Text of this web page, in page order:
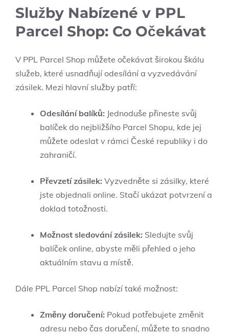
Služby Nabízené v PPL
Parcel Shop: Co Očekávat
V PPL Parcel Shop můžete očekávat širokou škálu
služeb, které usnadňují odesílání a vyzvedávání
zásilek. Mezi hlavní služby patří:
Odesílání balíků: Jednoduše přineste svůj
balíček do nejbližšího Parcel Shopu, kde jej
můžete odeslat v rámci České republiky i do
zahraničí.
Převzetí zásilek: Vyzvedněte si zásilky, které
jste objednali online. Stačí ukázat potvrzení a
doklad totožnosti.
Možnost sledování zásilek: Sledujte svůj
balíček online, abyste měli přehled o jeho
aktuálním stavu a místě.
Dále PPL Parcel Shop nabízí také možnost:
Změny doručení: Pokud potřebujete změnit
adresu nebo čas doručení, můžete to snadno